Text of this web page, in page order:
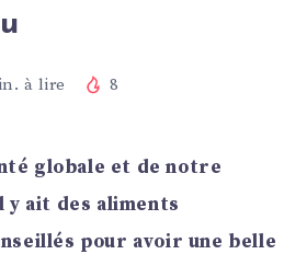
à lire 8
globale et de notre
y ait des aliments
pour avoir une belle